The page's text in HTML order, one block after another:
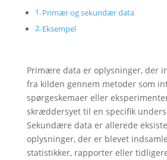
Primær og sekundær data
Eksempel
Primære data er oplysninger, der
fra kilden gennem metoder som
spørgeskemaer eller
skræddersyet til en specifik
Sekundære data er allerede
oplysninger, der er blevet
statistikker, rapporter eller